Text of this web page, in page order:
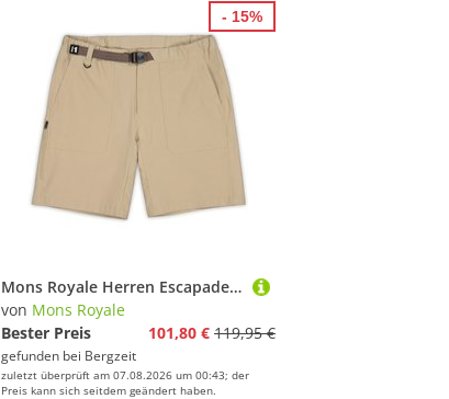
Mons Royale Herren Escapade Shorts
von Mons Royale
Bester Preis
101,80 € 119,95 €
gefunden bei Bergzeit
zuletzt überprüft am 07.08.2026 um 00:43; der
Preis kann sich seitdem geändert haben.
- 15%